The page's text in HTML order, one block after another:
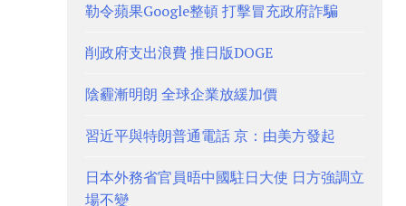
勒令蘋果Google整頓 打擊冒充政府詐騙
削政府支出浪費 推日版DOGE
陰霾漸明朗 全球企業放緩加價
習近平與特朗普通電話 京：由美方發起
日本外務省官員晤中國駐日大使 日方強調立
場不變